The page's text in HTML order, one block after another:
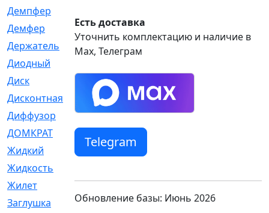
Демпфер
Демфер
[1]
Держатель
[5]
Диодный
Диск
[418]
Дисконтная
[1]
Диффузор
[1]
ДОМКРАТ
Жидкий
[5]
Жидкость
Жилет
[1]
Заглушка
[21]
Есть доставка
Уточнить комплектацию и наличие в
Max, Телеграм
Telegram
Обновление базы: Июнь 2026